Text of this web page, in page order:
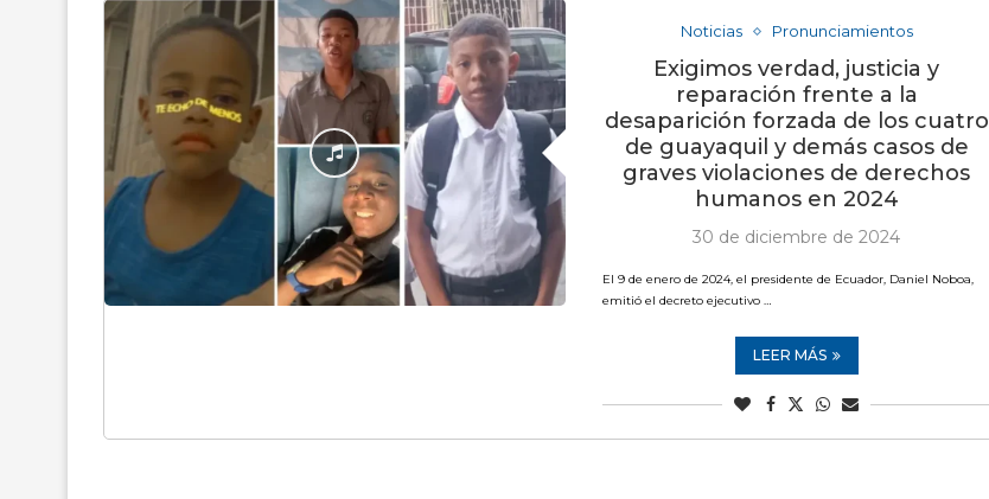
Noticias Pronunciamientos
Exigimos verdad, justicia y
reparación frente a la
desaparición forzada de los cuatro
de guayaquil y demás casos de
graves violaciones de derechos
humanos en 2024
30 de diciembre de 2024
El 9 de enero de 2024, el presidente de Ecuador, Daniel Noboa,
emitió el decreto ejecutivo …
LEER MÁS